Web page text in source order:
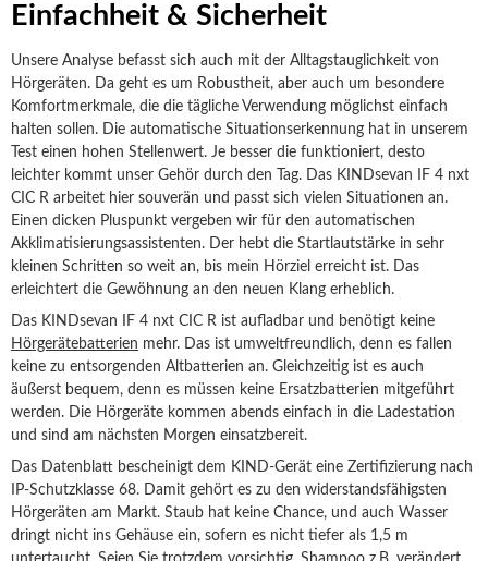
Einfachheit & Sicherheit
Unsere Analyse befasst sich auch mit der Alltagstauglichkeit von
Hörgeräten. Da geht es um Robustheit, aber auch um besondere
Komfortmerkmale, die die tägliche Verwendung möglichst einfach
halten sollen. Die automatische Situationserkennung hat in unserem
Test einen hohen Stellenwert. Je besser die funktioniert, desto
leichter kommt unser Gehör durch den Tag. Das KINDsevan IF 4 nxt
CIC R arbeitet hier souverän und passt sich vielen Situationen an.
Einen dicken Pluspunkt vergeben wir für den automatischen
Akklimatisierungsassistenten. Der hebt die Startlautstärke in sehr
kleinen Schritten so weit an, bis mein Hörziel erreicht ist. Das
erleichtert die Gewöhnung an den neuen Klang erheblich.
Das KINDsevan IF 4 nxt CIC R ist aufladbar und benötigt keine
Hörgerätebatterien mehr. Das ist umweltfreundlich, denn es fallen
keine zu entsorgenden Altbatterien an. Gleichzeitig ist es auch
äußerst bequem, denn es müssen keine Ersatzbatterien mitgeführt
werden. Die Hörgeräte kommen abends einfach in die Ladestation
und sind am nächsten Morgen einsatzbereit.
Das Datenblatt bescheinigt dem KIND-Gerät eine Zertifizierung nach
IP-Schutzklasse 68. Damit gehört es zu den widerstandsfähigsten
Hörgeräten am Markt. Staub hat keine Chance, und auch Wasser
dringt nicht ins Gehäuse ein, sofern es nicht tiefer als 1,5 m